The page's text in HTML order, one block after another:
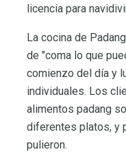
licencia para
La cocina de
de "coma lo que
comienzo del día y
individuales. Los
alimentos padang
diferentes platos, y
pulieron.